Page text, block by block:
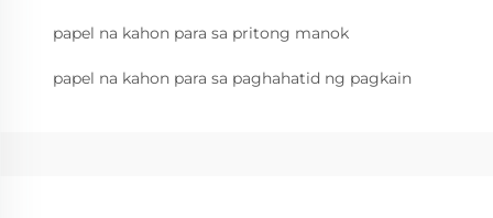
papel na kahon para sa pritong manok
papel na kahon para sa paghahatid ng pagkain